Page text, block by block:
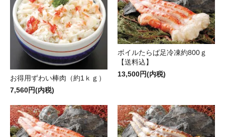
お得用ずわい棒肉（約1ｋｇ）
7,560円(内税)
ボイルたらば足冷凍約800ｇ
【送料込】
13,500円(内税)